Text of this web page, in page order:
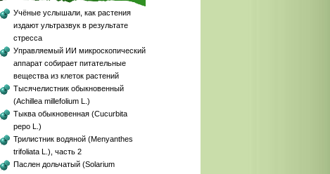
Учёные услышали, как растения
издают ультразвук в результате
стресса
Управляемый ИИ микроскопический
аппарат собирает питательные
вещества из клеток растений
Тысячелистник обыкновенный
(Achillea millefolium L.)
Тыква обыкновенная (Cucurbita
реро L.)
Трилистник водяной (Menyanthes
trifoliata L.), часть 2
Паслен дольчатый (Solarium